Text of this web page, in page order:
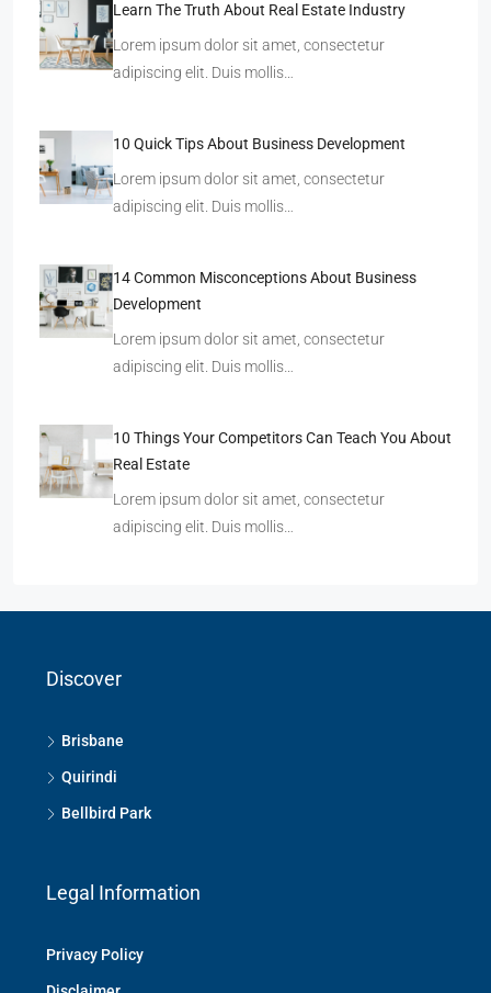
Learn The Truth About Real Estate Industry
Lorem ipsum dolor sit amet, consectetur
adipiscing elit. Duis mollis…
10 Quick Tips About Business Development
Lorem ipsum dolor sit amet, consectetur
adipiscing elit. Duis mollis…
14 Common Misconceptions About Business
Development
Lorem ipsum dolor sit amet, consectetur
adipiscing elit. Duis mollis…
10 Things Your Competitors Can Teach You About
Real Estate
Lorem ipsum dolor sit amet, consectetur
adipiscing elit. Duis mollis…
Discover
Brisbane
Quirindi
Bellbird Park
Legal Information
Privacy Policy